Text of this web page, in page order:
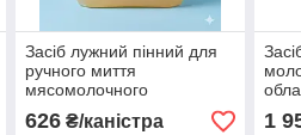
Засіб лужний пінний для
ручного миття
мясомолочного
устаткування – 5 л
626₴/каністра 1